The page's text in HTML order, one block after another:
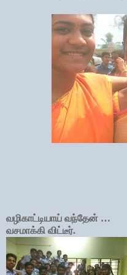
வழிகாட்டியாய் வந்தேன் …
வசமாக்கி விட்டீர்.